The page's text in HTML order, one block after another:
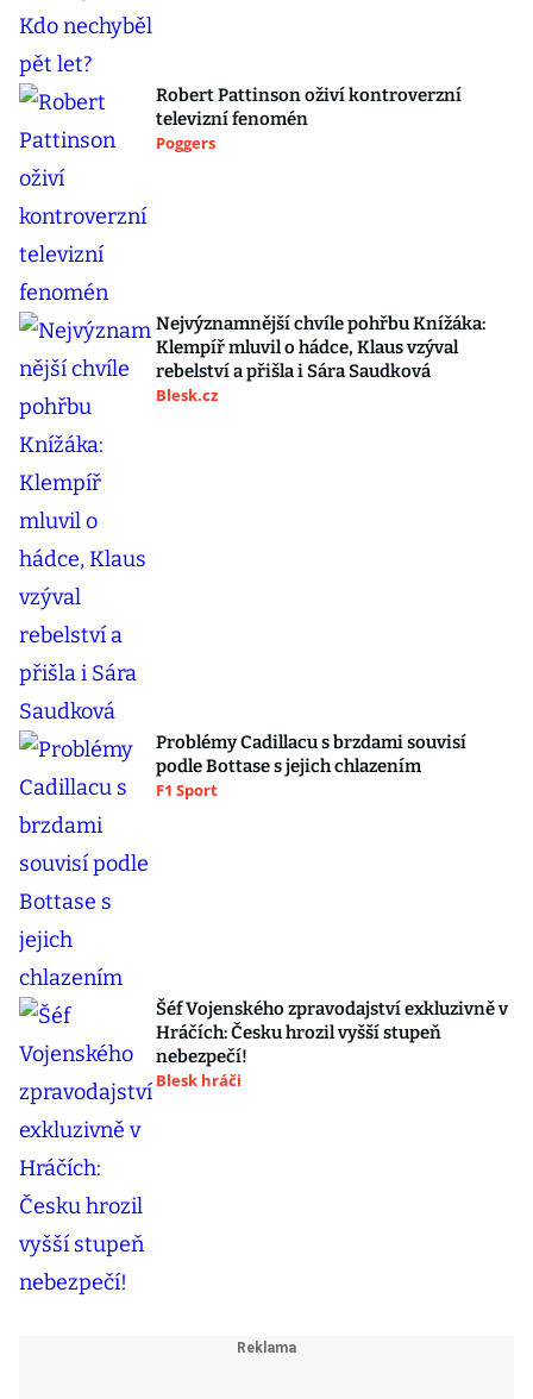
Robert Pattinson oživí kontroverzní
televizní fenomén
Poggers
Nejvýznamnější chvíle pohřbu Knížáka:
Klempíř mluvil o hádce, Klaus vzýval
rebelství a přišla i Sára Saudková
Blesk.cz
Problémy Cadillacu s brzdami souvisí
podle Bottase s jejich chlazením
F1 Sport
Šéf Vojenského zpravodajství exkluzivně v
Hráčích: Česku hrozil vyšší stupeň
nebezpečí!
Blesk hráči